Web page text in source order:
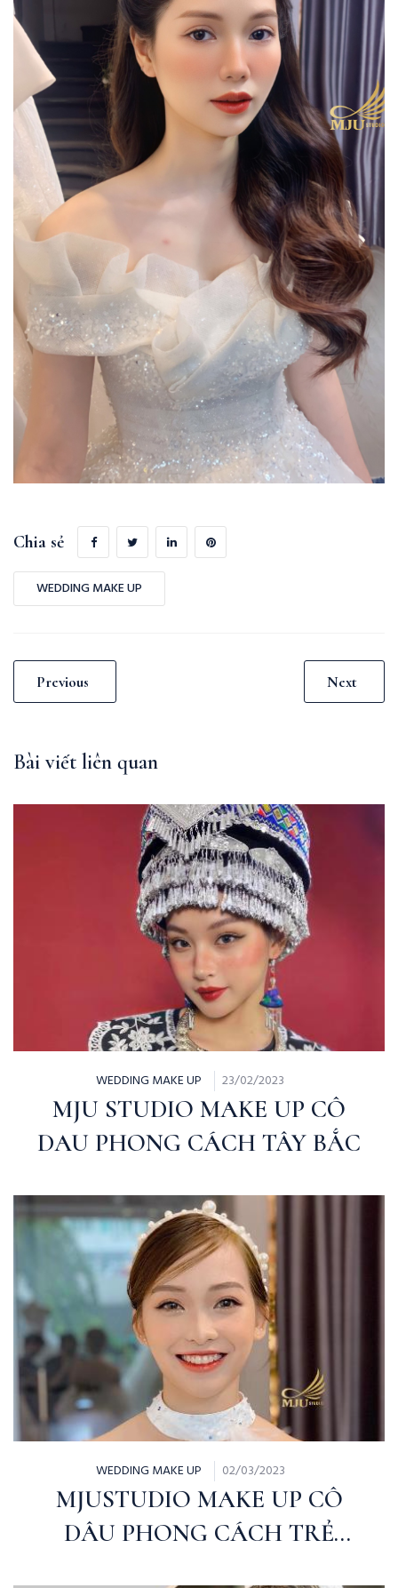
Chia sẻ
WEDDING MAKE UP
Previous Next
Bài viết liên quan
WEDDING MAKE UP 23/02/2023
MJU STUDIO MAKE UP CÔ
DAU PHONG CÁCH TÂY BẮC
WEDDING MAKE UP 02/03/2023
MJUSTUDIO MAKE UP CÔ
DÂU PHONG CÁCH TRẺ